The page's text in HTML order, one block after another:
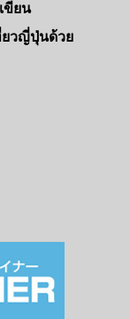
ขียน
ยวญี่ปุ่นด้วย